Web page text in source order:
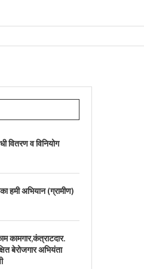
वितरण व विनियोग
हमी अभियान (ग्रामीण)
कामगार,कंत्राटदार.
बेरोजगार अभियंता